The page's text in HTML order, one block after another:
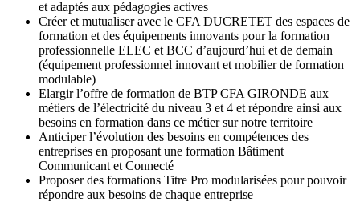
et adaptés aux pédagogies actives
Créer et mutualiser avec le CFA DUCRETET des espaces de
formation et des équipements innovants pour la formation
professionnelle ELEC et BCC d’aujourd’hui et de demain
(équipement professionnel innovant et mobilier de formation
modulable)
Elargir l’offre de formation de BTP CFA GIRONDE aux
métiers de l’électricité du niveau 3 et 4 et répondre ainsi aux
besoins en formation dans ce métier sur notre territoire
Anticiper l’évolution des besoins en compétences des
entreprises en proposant une formation Bâtiment
Communicant et Connecté
Proposer des formations Titre Pro modularisées pour pouvoir
répondre aux besoins de chaque entreprise